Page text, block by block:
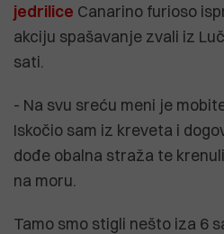
jedrilice Canarino furioso
akciju spašavanje zvali iz
sati.
- Na svu sreću meni je
Iskočio sam iz kreveta i
dođe obalna straža te
na moru.
Tamo smo stigli nešto iza 6